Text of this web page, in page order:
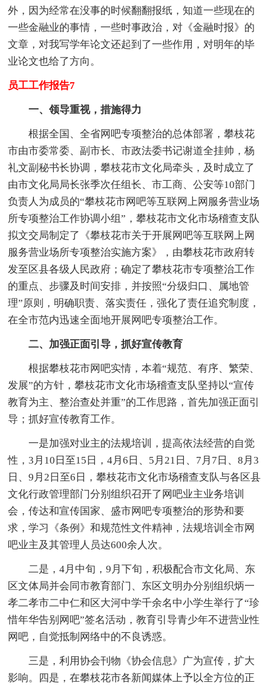
外，因为经常在没事的时候翻翻报纸，知道一些现在的
一些金融业的事情，一些时事政治，对《金融时报》的
文章，对我写学年论文还起到了一些作用，对明年的毕
业论文也给了方向。
员工工作报告7
一、领导重视，措施得力
根据全国、全省网吧专项整治的总体部署，攀枝花
市由市委常委、副市长、市政法委书记谢道全挂帅，杨
礼文副秘书长协调，攀枝花市文化局牵头，及时成立了
由市文化局局长张季次任组长、市工商、公安等10部门
负责人为成员的“攀枝花市网吧等互联网上网服务营业场
所专项整治工作协调小组”，攀枝花市文化市场稽查支队
拟文交局制定了《攀枝花市关于开展网吧等互联网上网
服务营业场所专项整治实施方案》，由攀枝花市政府转
发至区县各级人民政府；确定了攀枝花市专项整治工作
的重点、步骤及时间安排，并按照“分级归口、属地管
理”原则，明确职责、落实责任，强化了责任追究制度，
在全市范内迅速全面地开展网吧专项整治工作。
二、加强正面引导，抓好宣传教育
根据攀枝花市网吧实情，本着“规范、有序、繁荣、
发展”的方针，攀枝花市文化市场稽查支队坚持以“宣传
教育为主、整治查处并重”的工作思路，首先加强正面引
导；抓好宣传教育工作。
一是加强对业主的法规培训，提高依法经营的自觉
性，3月10日至15日，4月6日、5月21日、7月7日、8月3
日、9月2日至6日，攀枝花市文化市场稽查支队与各区县
文化行政管理部门分别组织召开了网吧业主业务培训
会，传达和宣传国家、盛市网吧专项整治的形势和要
求，学习《条例》和规范性文件精神，法规培训全市网
吧业主及其管理人员达600余人次。
二是，4月中旬，9月下旬，积极配合市文化局、东
区文体局并会同市教育部门、东区文明办分别组织炳一
孝二孝市二中仁和区大河中学千余名中小学生举行了“珍
惜年华告别网吧”签名活动，教育引导青少年不进营业性
网吧，自觉抵制网络中的不良诱惑。
三是，利用协会刊物《协会信息》广为宣传，扩大
影响。四是，在攀枝花市各新闻媒体上予以全方位的正